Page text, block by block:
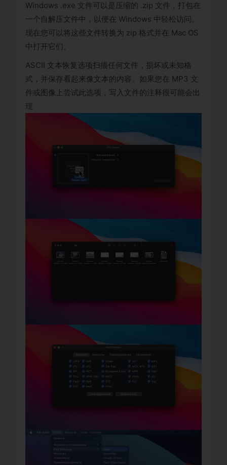
Windows .exe 文件可以是压缩的 .zip 文件，打包在
一个自解压文件中，以便在 Windows 中轻松访问。
现在您可以将这些文件转换为 zip 格式并在 Mac OS
中打开它们。
ASCII 文本恢复选项扫描任何文件，损坏或未知格
式，并保存看起来像文本的内容。如果您在 MP3 文
件或图像上尝试此选项，写入文件的注释很可能会出
现